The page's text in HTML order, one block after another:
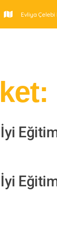
Evliya